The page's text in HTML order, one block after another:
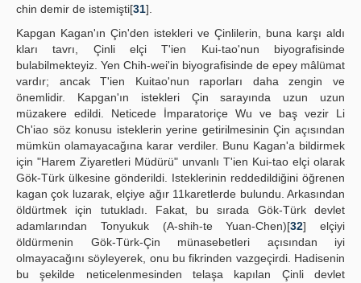
chin demir de istemişti[31].
Kapgan Kagan'ın Çin'den istekleri ve Çinlilerin, buna karşı aldı
kları tavrı, Çinli elçi T'ien Kui-tao'nun biyografisinde
bulabilmekteyiz. Yen Chih-wei'in biyografisinde de epey mâlümat
vardır; ancak T'ien Kuitao'nun raporları daha zengin ve
önemlidir. Kapgan'ın istekleri Çin sarayında uzun uzun
müzakere edildi. Neticede İmparatoriçe Wu ve baş vezir Li
Ch'iao söz konusu isteklerin yerine getirilmesinin Çin açısından
mümkün olamayacağına karar verdiler. Bunu Kagan'a bildirmek
için "Harem Ziyaretleri Müdürü" unvanlı T'ien Kui-tao elçi olarak
Gök-Türk ülkesine gönderildi. Isteklerinin reddedildiğini öğrenen
kagan çok luzarak, elçiye ağır 11karetlerde bulundu. Arkasından
öldürtmek için tutukladı. Fakat, bu sırada Gök-Türk devlet
adamlarından Tonyukuk (A-shih-te Yuan-Chen)[32] elçiyi
öldürmenin Gök-Türk-Çin münasebetleri açısından iyi
olmayacağını söyleyerek, onu bu fikrinden vazgeçirdi. Hadisenin
bu şekilde neticelenmesinden telaşa kapılan Çinli devlet